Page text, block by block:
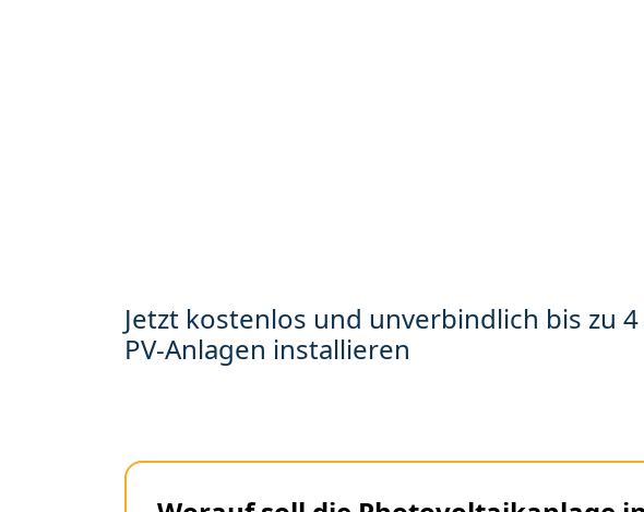
Jetzt kostenlos und unverbindlich bis zu
PV-Anlagen installieren